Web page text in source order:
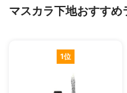
マスカラ下地おすすめ
1位